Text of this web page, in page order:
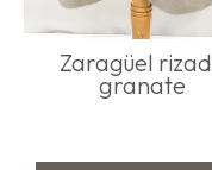
Zaragüel
granate